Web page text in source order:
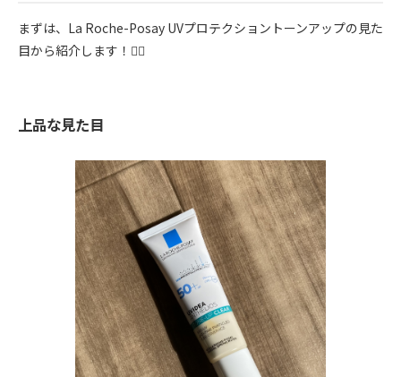
まずは、La Roche-Posay UVプロテクショントーンアップの見た
目から紹介します！💁‍♀️
上品な見た目